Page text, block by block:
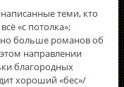
теми, кто
«с потолка»;
больше романов об
направлении
благородных
хороший «бес»/